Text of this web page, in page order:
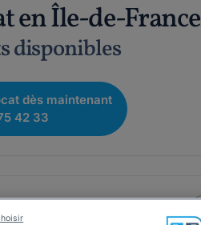
en Île-de-France
disponibles
dès maintenant
42 33
N'DIAYE